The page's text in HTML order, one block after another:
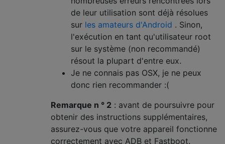
de leur utilisation sont déjà résolues
sur les amateurs d'Android . Sinon,
l'exécution en tant qu'utilisateur root
sur le système (non recommandé)
résout la plupart d'entre eux.
Je ne connais pas OSX, je ne peux
donc rien recommander :(
Remarque n ° 2 : avant de poursuivre pour
obtenir des instructions supplémentaires,
assurez-vous que votre appareil fonctionne
correctement avec ADB et Fastboot.